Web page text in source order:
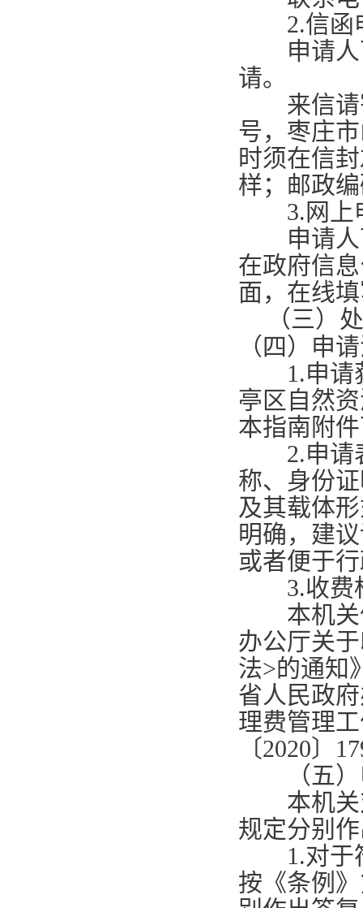
2.信函
申请人
请。
来信请
号，枣庄
时须在信
样；邮政
3. 网上
申请人
在政府信
面，在线
（三）
（四）申
1.申请
亭区自然
本指南附
2.申请
称、身份
及其载体
明确，建
或者便于
3.收费
本机关
办公厅关
法>的通知
省人民政
理费管理
〔2020〕
（五）
本机关
规定分别
1.对于
按《条例